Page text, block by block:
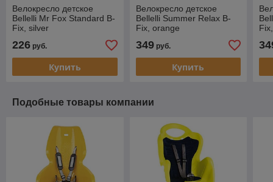
Велокресло детское
Bellelli Mr Fox Standard B-
Fix, silver
226 руб.
Купить
Велокресло детское
Bellelli Summer Relax B-
Fix, orange
349руб.
Купить
Подобные товары компании